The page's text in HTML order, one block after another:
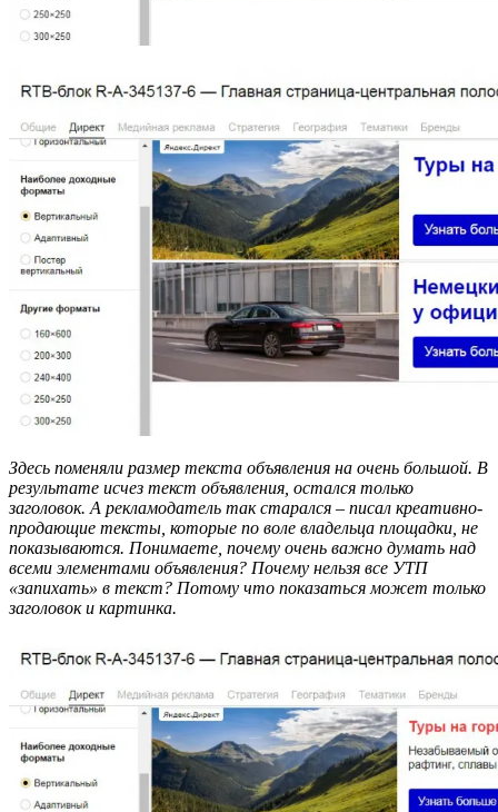
Здесь поменяли размер текста объявления на очень большой. В
результате исчез текст объявления, остался только
заголовок. А рекламодатель так старался – писал креативно-
продающие тексты, которые по воле владельца площадки, не
показываются. Понимаете, почему очень важно думать над
всеми элементами объявления? Почему нельзя все УТП
«запихать» в текст? Потому что показаться может только
заголовок и картинка.